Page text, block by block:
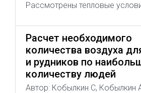
Рассмотрены тепловые
Расчет необходимого
количества воздуха
и рудников по
количеству людей
Автор: Кобылкин С, Кобылкин